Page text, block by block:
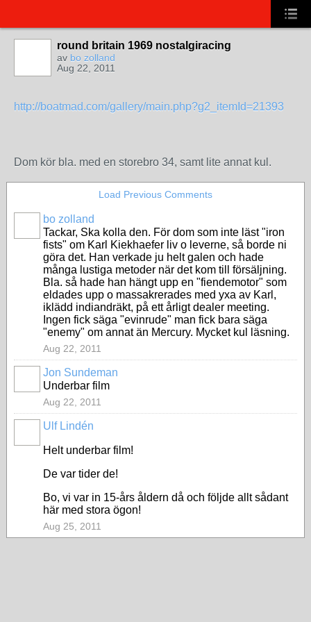
round britain 1969 nostalgiracing
av bo zolland
Aug 22, 2011
http://boatmad.com/gallery/main.php?g2_itemId=21393
Dom kör bla. med en storebro 34, samt lite annat kul.
Load Previous Comments
bo zolland
Tackar, Ska kolla den. För dom som inte läst "iron
fists" om Karl Kiekhaefer liv o leverne, så borde ni
göra det. Han verkade ju helt galen och hade
många lustiga metoder när det kom till försäljning.
Bla. så hade han hängt upp en "fiendemotor" som
eldades upp o massakrerades med yxa av Karl,
iklädd indiandräkt, på ett årligt dealer meeting.
Ingen fick säga "evinrude" man fick bara säga
"enemy" om annat än Mercury. Mycket kul läsning.
Aug 22, 2011
Jon Sundeman
Underbar film
Aug 22, 2011
Ulf Lindén
Helt underbar film!
De var tider de!
Bo, vi var in 15-års åldern då och följde allt sådant
här med stora ögon!
Aug 25, 2011